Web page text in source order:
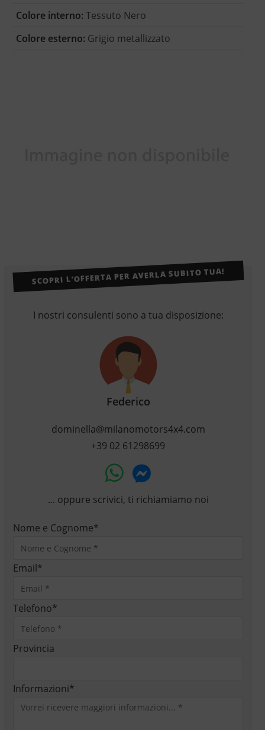
Colore interno: Tessuto Nero
Colore esterno: Grigio metallizzato
SCOPRI L’OFFERTA PER AVERLA SUBITO TUA!
I nostri consulenti sono a tua disposizione:
Federico
dominella@milanomotors4x4.com
+39 02 61298699
... oppure scrivici, ti richiamiamo noi
Nome e Cognome*
Email*
Telefono*
Provincia
Informazioni*